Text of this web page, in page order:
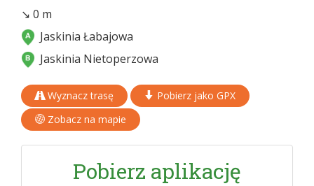
↘ 0 m
Jaskinia Łabajowa
Jaskinia Nietoperzowa
Wyznacz trasę
Pobierz jako GPX
Zobacz na mapie
Pobierz aplikację